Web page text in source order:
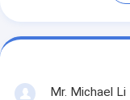
Mr. Michael Li